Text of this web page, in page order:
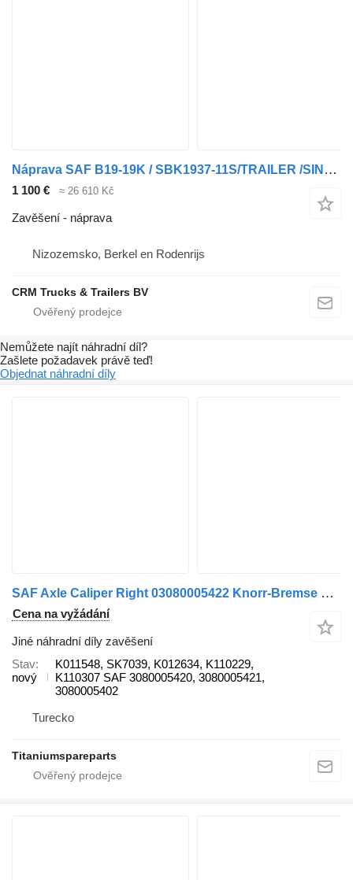
Náprava SAF B19-19K / SBK1937-11S/TRAILER /SINGLE TIRES/ DISC
1 100 € ≈ 26 610 Kč
Zavěšení - náprava
Nizozemsko, Berkel en Rodenrijs
CRM Trucks & Trailers BV
Nemůžete najít náhradní díl?
Zašlete požadavek právě teď!
Objednat náhradní díly
SAF Axle Caliper Right 03080005422 Knorr-Bremse SAF K011548 pro nákladní auta SAF TRAILER
Cena na vyžádání
Jiné náhradní díly zavěšení
Stav
nový
K011548, SK7039, K012634, K110229,
K110307 SAF 3080005420, 3080005421,
3080005402
Turecko
Titaniumspareparts